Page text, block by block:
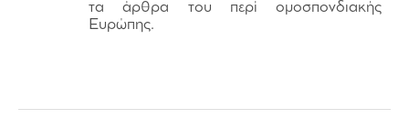
τα άρθρα του περί ομοσπονδιακής
Ευρώπης.